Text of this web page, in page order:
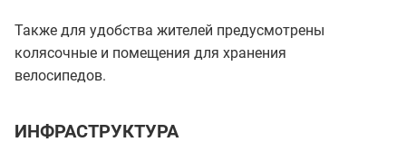
Также для удобства жителей предусмотрены
колясочные и помещения для хранения
велосипедов.
ИНФРАСТРУКТУРА